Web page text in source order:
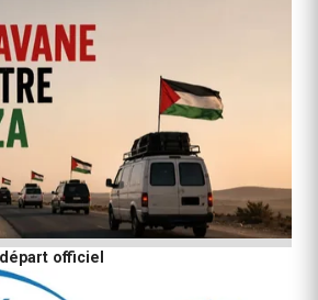
officiel